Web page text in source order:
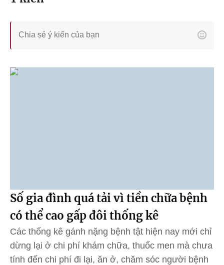
Số gia đình quá tải vì tiền chữa bệnh
có thể cao gấp đôi thống kê
Các thống kê gánh nặng bệnh tật hiện nay mới chỉ
dừng lại ở chi phí khám chữa, thuốc men mà chưa
tính đến chi phí đi lại, ăn ở, chăm sóc người bệnh